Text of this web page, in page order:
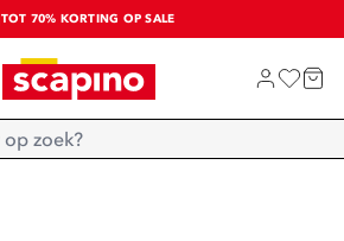
TOT 70% KORTING OP SALE
SALE: LAATSTE KANS!
SHOP NIEUW
Home